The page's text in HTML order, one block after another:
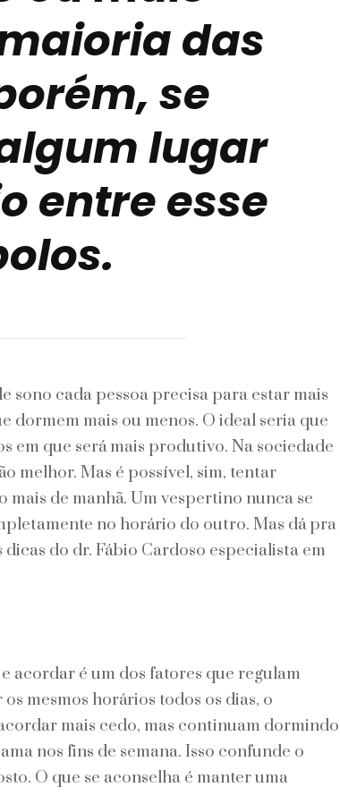
das
se
lugar
entre esse
sono cada pessoa precisa para estar mais
dormem mais ou menos. O ideal seria que
em que será mais produtivo. Na sociedade
melhor. Mas é possível, sim, tentar
de manhã. Um vespertino nunca se
no horário do outro. Mas dá pra
do dr. Fábio Cardoso especialista em
acordar é um dos fatores que regulam
mesmos horários todos os dias, o
mais cedo, mas continuam dormindo
nos fins de semana. Isso confunde o
O que se aconselha é manter uma